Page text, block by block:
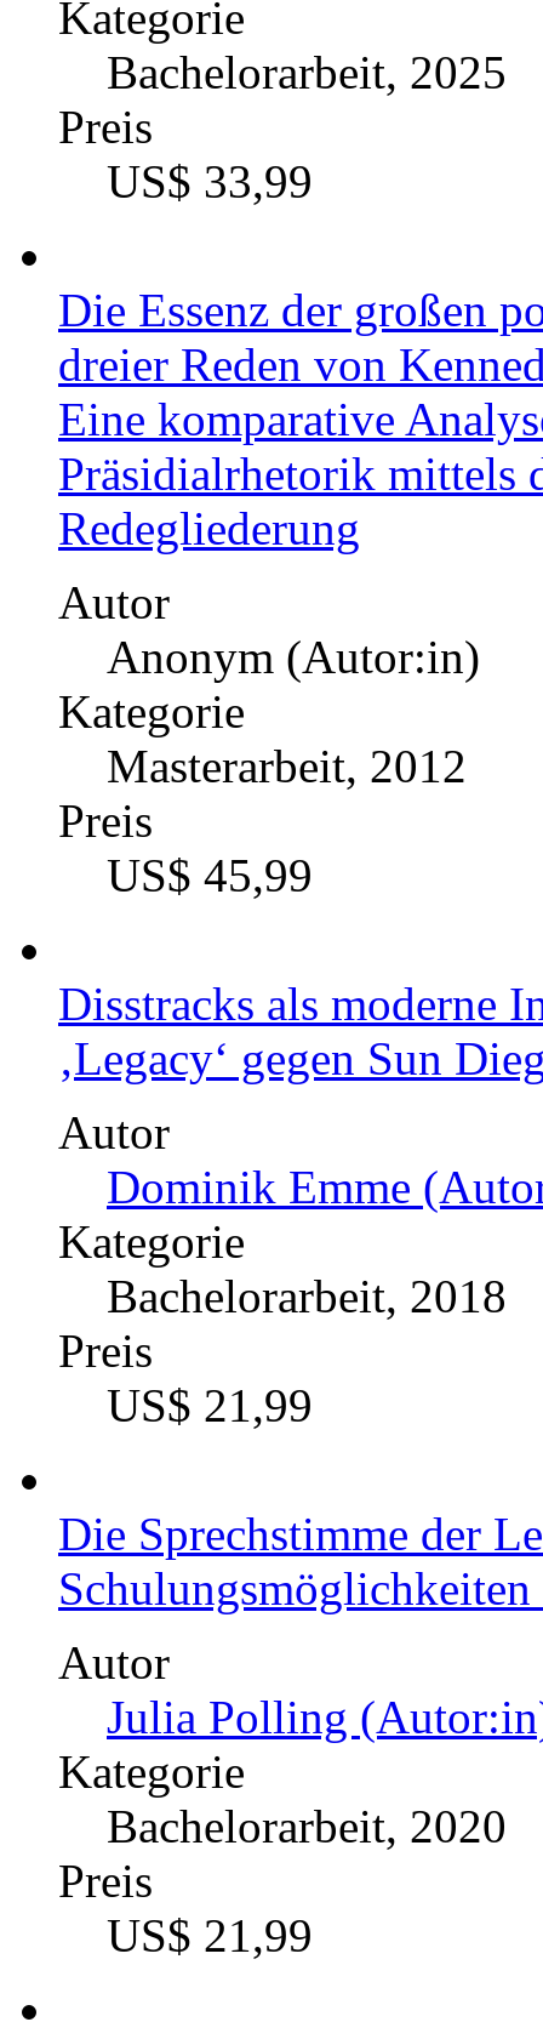
Kategorie
Bachelorarbeit, 2025
Preis
US$ 33,99
Die Essenz der großen
dreier Reden von
Eine komparative
Präsidialrhetorik mittels
Redegliederung
Autor
Anonym (Autor:in)
Kategorie
Masterarbeit, 2012
Preis
US$ 45,99
Disstracks als moderne
‚Legacy‘ gegen Sun
Autor
Dominik Emme
Kategorie
Bachelorarbeit, 2018
Preis
US$ 21,99
Die Sprechstimme der
Autor
Julia Polling
Kategorie
Bachelorarbeit, 2020
Preis
US$ 21,99